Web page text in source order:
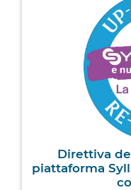
Direttiva
piattaforma